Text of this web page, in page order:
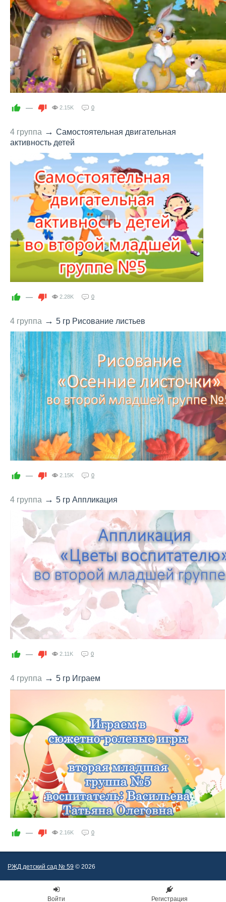
— 2.15K 0
4 группа → Самостоятельная двигательная
активность детей
— 2.28K 0
4 группа → 5 гр Рисование листьев
— 2.15K 0
4 группа → 5 гр Аппликация
— 2.11K 0
4 группа → 5 гр Играем
— 2.16K 0
РЖД детский сад № 59 © 2026
Войти Регистрация